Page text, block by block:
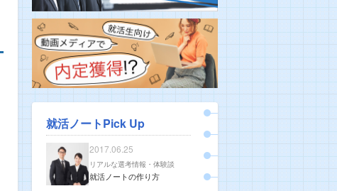
就活ノートPick Up
2017.06.25
リアルな選考情報・体験談
就活ノートの作り方